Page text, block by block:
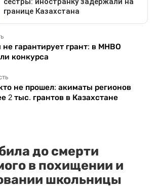
гарантирует грант: в МНВО
конкурса
не прошел: акиматы регионов
2 тыс. грантов в Казахстане
до смерти
в похищении и
школьницы